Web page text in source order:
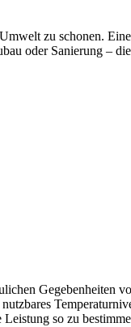
zu schonen. Eine
oder Sanierung –
Gegebenheiten
so zu